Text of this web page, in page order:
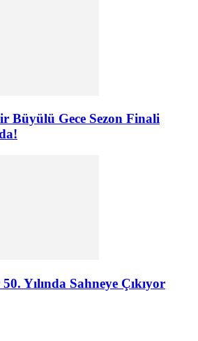
Büyülü Gece Sezon Finali
Yılında Sahneye Çıkıyor